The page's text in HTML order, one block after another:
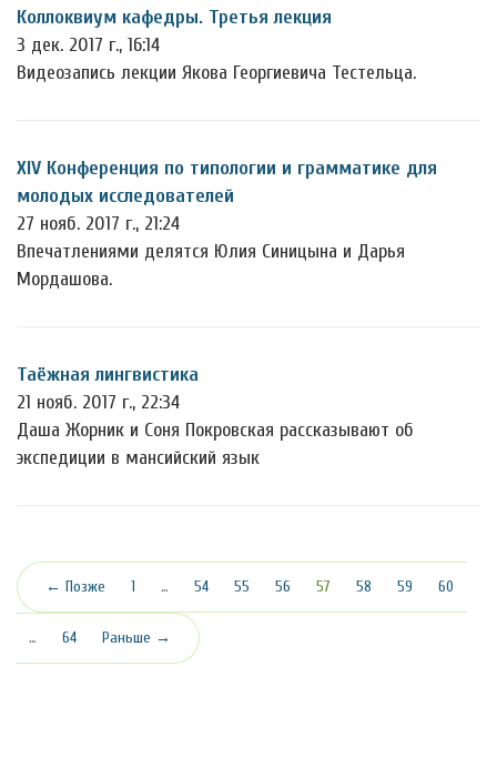
Коллоквиум кафедры. Третья лекция
3 дек. 2017 г., 16:14
Видеозапись лекции Якова Георгиевича Тестельца.
XIV Конференция по типологии и грамматике для
молодых исследователей
27 нояб. 2017 г., 21:24
Впечатлениями делятся Юлия Синицына и Дарья
Мордашова.
Таёжная лингвистика
21 нояб. 2017 г., 22:34
Даша Жорник и Соня Покровская рассказывают об
экспедиции в мансийский язык
← Позже 1 … 54 55 56 57 (текущая)
58 59 60
… 64 Раньше →